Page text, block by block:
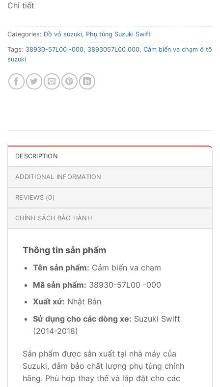
Chi tiết
Categories:Đồ vỏ suzuki, Phụ tùng Suzuki Swift
Tags: 38930-57L00 -000, 3893057L00 000, Cảm biến va chạm ô tô
suzuki
DESCRIPTION
ADDITIONAL INFORMATION
REVIEWS (0)
CHÍNH SÁCH BẢO HÀNH
Thông tin sản phẩm
Tên sản phẩm: Cảm biến va chạm
Mã sản phẩm: 38930-57L00 -000
Xuất xứ: Nhật Bản
Sử dụng cho các dòng xe: Suzuki Swift
(2014-2018)
Sản phẩm được sản xuất tại nhà máy của
Suzuki, đảm bảo chất lượng phụ tùng chính
hãng. Phù hợp thay thế và lắp đặt cho các